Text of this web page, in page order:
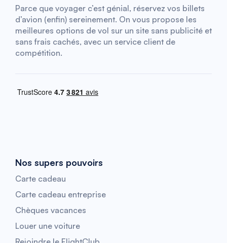
Parce que voyager c’est génial, réservez vos billets
d’avion (enfin) sereinement. On vous propose les
meilleures options de vol sur un site sans publicité et
sans frais cachés, avec un service client de
compétition.
Nos supers pouvoirs
Carte cadeau
Carte cadeau entreprise
Chèques vacances
Louer une voiture